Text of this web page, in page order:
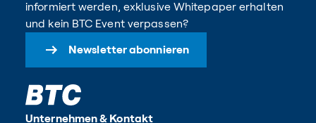
informiert werden, exklusive Whitepaper erhalten
und kein BTC Event verpassen?
Newsletter abonnieren
Unternehmen & Kontakt